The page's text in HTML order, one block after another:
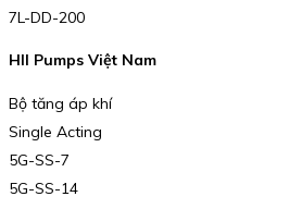
7L-DD-200
HII Pumps Việt Nam
Bộ tăng áp khí
Single Acting
5G-SS-7
5G-SS-14